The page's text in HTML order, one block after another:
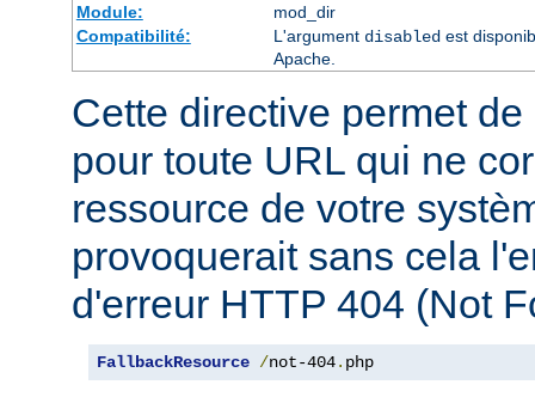
Module:
mod_dir
Compatibilité:
L'argument disabledest
Apache.
Cette directive permet
pour toute URL qui ne
ressource de votre
provoquerait sans cela
d'erreur HTTP 404 (Not
FallbackResource /not-404. php